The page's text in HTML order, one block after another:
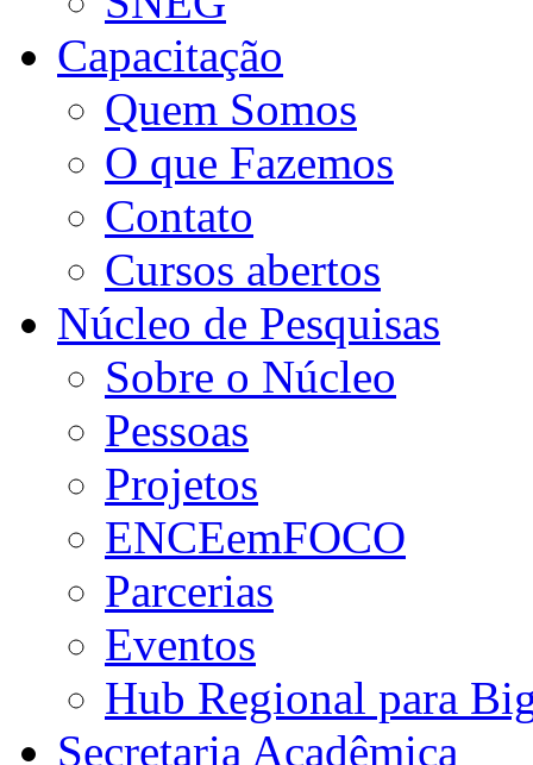
Capacitação
Quem Somos
O que Fazemos
Contato
Cursos abertos
Núcleo de Pesquisas
Sobre o Núcleo
Pessoas
Projetos
ENCEemFOCO
Parcerias
Eventos
Hub Regional para
Secretaria Acadêmica